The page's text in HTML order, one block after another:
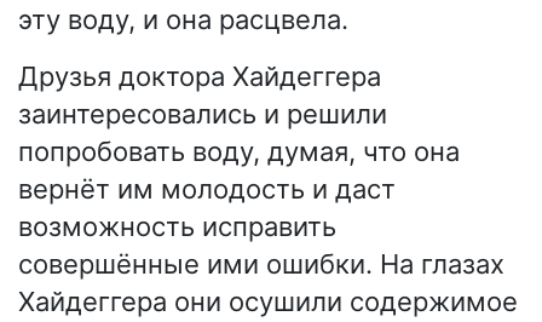
эту воду, и она расцвела.
Друзья доктора Хайдеггера
заинтересовались и решили
попробовать воду, думая, что она
вернёт им молодость и даст
возможность исправить
совершённые ими ошибки. На глазах
Хайдеггера они осушили содержимое